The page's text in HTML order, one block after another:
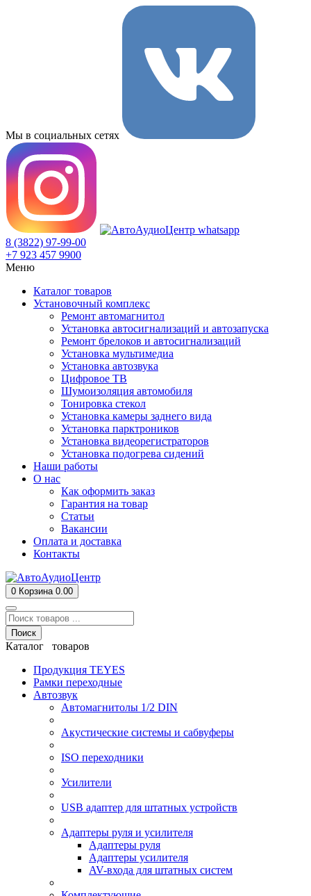
Мы в социальных сетях
8 (3822) 97-99-00
+7 923 457 9900
Меню
Каталог товаров
Установочный комплекс
Ремонт автомагнитол
Установка автосигнализаций и автозапуска
Ремонт брелоков и автосигнализаций
Установка мультимедиа
Установка автозвука
Цифровое ТВ
Шумоизоляция автомобиля
Тонировка стекол
Установка камеры заднего вида
Установка парктроников
Установка видеорегистраторов
Установка подогрева сидений
Наши работы
О нас
Как оформить заказ
Гарантия на товар
Статьи
Вакансии
Оплата и доставка
Контакты
0 Корзина 0.00
Поиск
Каталог товаров
Продукция TEYES
Рамки переходные
Автозвук
Автомагнитолы 1/2 DIN
Акустические системы и сабвуферы
ISO переходники
Усилители
USB адаптер для штатных устройств
Адаптеры руля и усилителя
Адаптеры руля
Адаптеры усилителя
AV-входа для штатных систем